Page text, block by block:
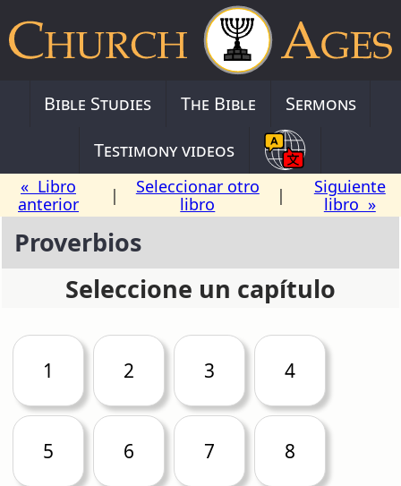
Bible Studies The Bible
Sermons
Testimony videos
« Libro
anterior
|
Seleccionar otro
libro
|
Siguiente
libro »
Proverbios
Seleccione un capítulo
1 2 3 4
5 6 7 8